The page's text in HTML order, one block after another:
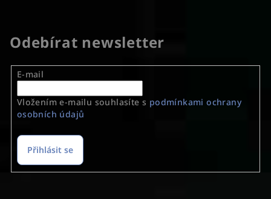
í
k
i
í
Odebírat newsletter
E-mail
Vložením e-mailu souhlasíte s podmínkami ochrany
osobních údajů
Přihlásit se